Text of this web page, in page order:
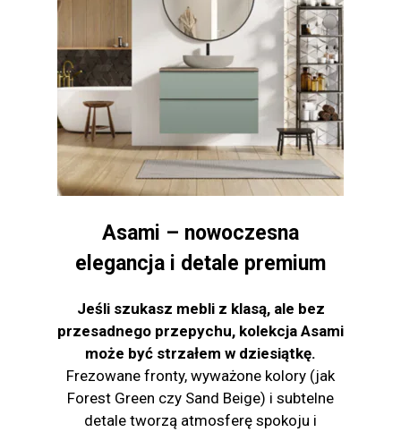
Jeśli szukasz mebli z klasą, ale bez
przesadnego przepychu, kolekcja Asami
może być strzałem w dziesiątkę.
Frezowane fronty, wyważone kolory (jak
Forest Green czy Sand Beige) i subtelne
detale tworzą atmosferę spokoju i
Asami – nowoczesna
elegancja i detale premium